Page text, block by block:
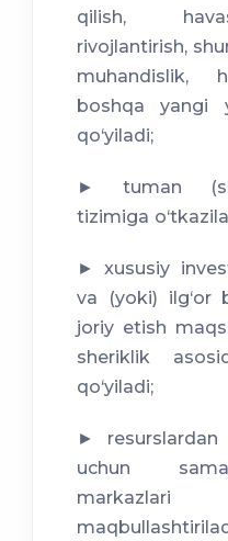
qilish,
rivojlantirish,
muhandislik,
boshqa yangi
qo‘yiladi;
► tuman
tizimiga
► xususiy
va (yoki) ilg‘or
joriy etish
sheriklik
qo‘yiladi;
► resurslardan
uchun